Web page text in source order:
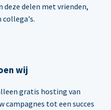
delen met vrienden,
collega's.
wij
gratis hosting van
campagnes tot een succes